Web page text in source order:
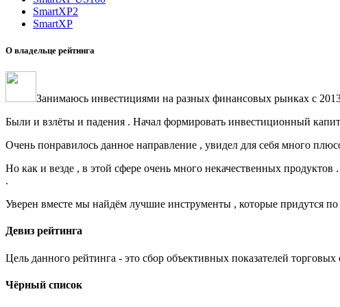
SmartXP2
SmartXP
О владельце рейтинга
Занимаюсь инвестициями на разных финансовых рынках с
Были и взлёты и падения . Начал формировать инвестиционный
Очень понравилось данное направление , увидел для себя много
Но как и везде , в этой сфере очень много некачественных
.
Уверен вместе мы найдём лучшие инструменты , которые придутся
Девиз рейтинга
Цель данного рейтинга - это сбор объективных показателей
Чёрный список